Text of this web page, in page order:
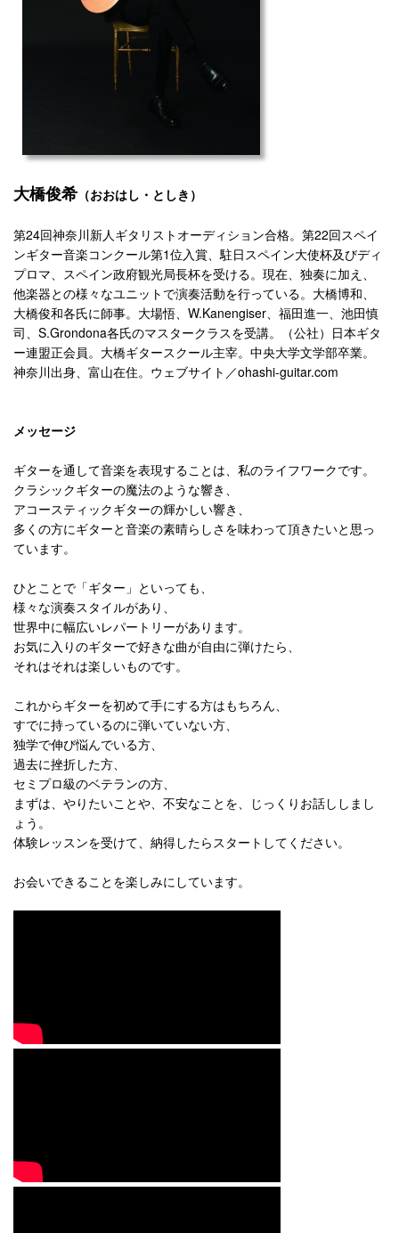
大橋俊希 （おおはし・としき）
第24回神奈川新人ギタリストオーディション合格。第22 回スペイ
ンギター音楽コンクール第1 位入賞、駐日スペイン大使杯及びディ
プロマ、スペイン政府観光局長杯を受ける。現在、独奏に加え、
他楽器との様々なユニットで演奏活動を行っている。大橋博和、
大橋俊和各氏に師事。大場悟、 W.Kanengiser、福田進一、池田慎
司、 S.Grondona各氏のマスタークラスを受講。（公社）日本ギタ
ー連盟正会員。大橋ギタースクール主宰。中央大学文学部卒業。
神奈川出身、富山在住。ウェブサイト／ohashi-guitar.com
メッセージ
ギターを通して音楽を表現することは、私のライフワークです。
クラシックギターの魔法のような響き、
アコースティックギターの輝かしい響き、
多くの方にギターと音楽の素晴らしさを味わって頂きたいと思っ
ています。
ひとことで「ギター」といっても、
様々な演奏スタイルがあり、
世界中に幅広いレパートリーがあります。
お気に入りのギターで好きな曲が自由に弾けたら、
それはそれは楽しいものです。
これからギターを初めて手にする方はもちろん、
すでに持っているのに弾いていない方、
独学で伸び悩んでいる方、
過去に挫折した方、
セミプロ級のベテランの方、
まずは、やりたいことや、不安なことを、じっくりお話ししまし
ょう。
体験レッスンを受けて、納得したらスタートしてください。
お会いできることを楽しみにしています。